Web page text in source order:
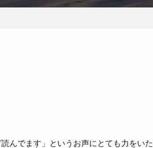
んでます」というお声にとても力をいた